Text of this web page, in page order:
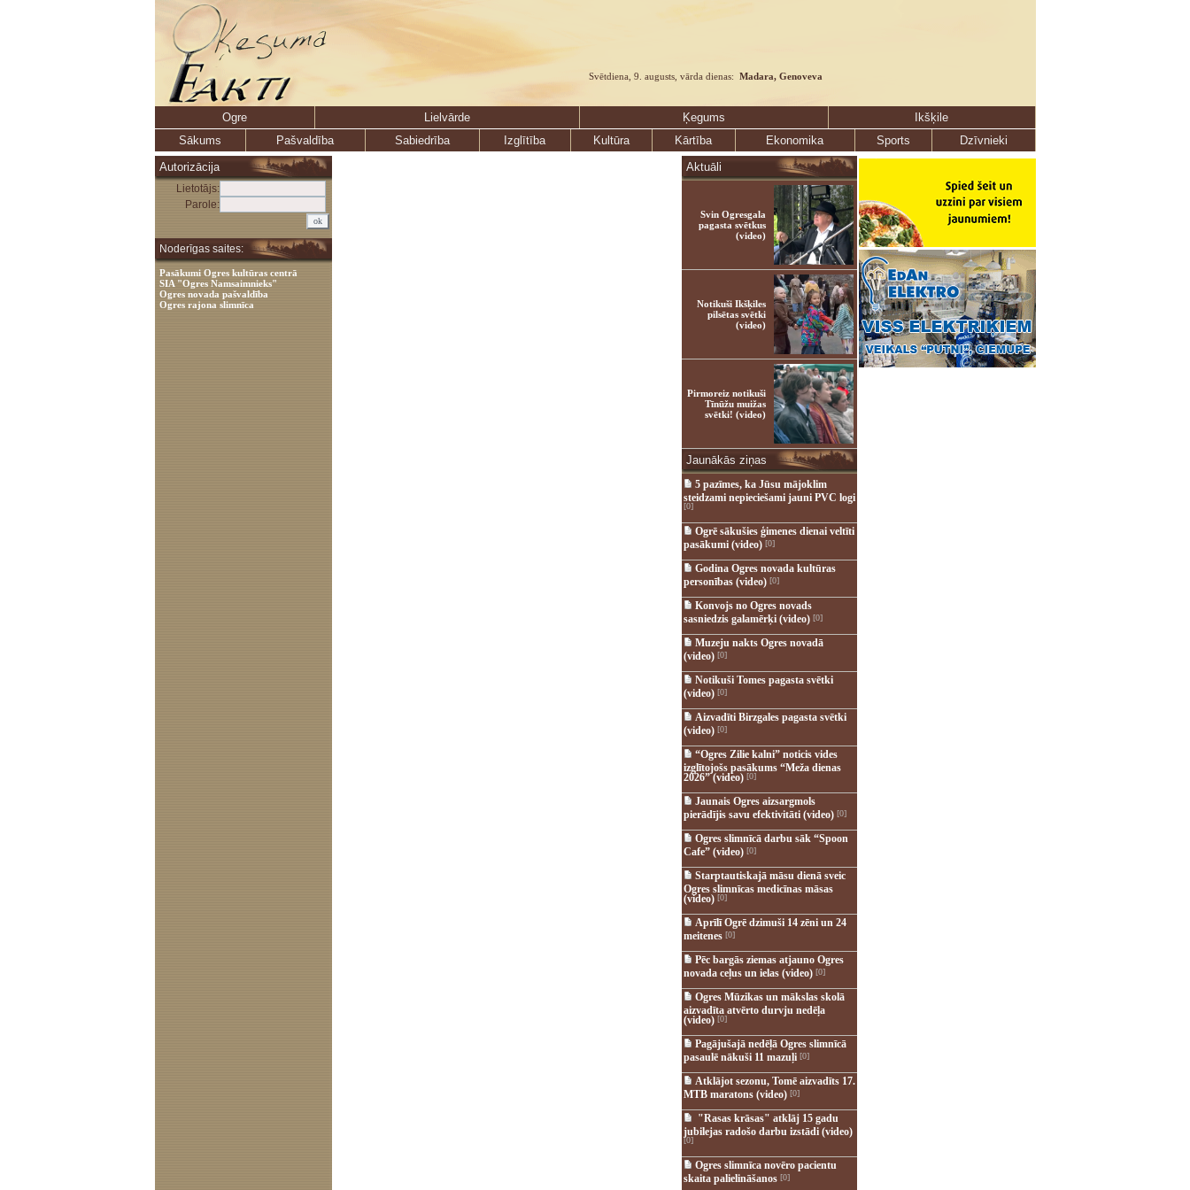
Svētdiena, 9. augusts, vārda dienas: Madara, Genoveva
Ogre Lielvārde Ķegums
Ikšķile
Sākums
Pašvaldība Sabiedrība Izglītība Kultūra Kārtība Ekonomika Sports
Dzīvnieki
Autorizācija
Lietotājs:
Parole:
Noderīgas saites:
Pasākumi Ogres kultūras centrā
SIA "Ogres Namsaimnieks"
Ogres novada pašvaldība
Ogres rajona slimnīca
Aktuāli
Svin Ogresgala
pagasta svētkus
(video)
Notikuši Ikšķiles
pilsētas svētki
(video)
Pirmoreiz notikuši
Tīnūžu muižas
svētki! (video)
Jaunākās ziņas
5 pazīmes, ka Jūsu mājoklim
steidzami nepieciešami jauni PVC logi
[0]
Ogrē sākušies ģimenes dienai veltīti
pasākumi (video)[0]
Godina Ogres novada kultūras
personības (video)[0]
Konvojs no Ogres novads
sasniedzis galamērķi (video)[0]
Muzeju nakts Ogres novadā
(video)[0]
Notikuši Tomes pagasta svētki
(video)[0]
Aizvadīti Birzgales pagasta svētki
(video)[0]
“Ogres Zilie kalni” noticis vides
izglītojošs pasākums “Meža dienas
2026” (video)[0]
Jaunais Ogres aizsargmols
pierādījis savu efektivitāti (video)[0]
Ogres slimnīcā darbu sāk “Spoon
Cafe” (video)[0]
Starptautiskajā māsu dienā sveic
Ogres slimnīcas medicīnas māsas
(video)[0]
Aprīlī Ogrē dzimuši 14 zēni un 24
meitenes [0]
Pēc bargās ziemas atjauno Ogres
novada ceļus un ielas (video)[0]
Ogres Mūzikas un mākslas skolā
aizvadīta atvērto durvju nedēļa
(video)[0]
Pagājušajā nedēļā Ogres slimnīcā
pasaulē nākuši 11 mazuļi[0]
Atklājot sezonu, Tomē aizvadīts 17.
MTB maratons (video)[0]
"Rasas krāsas" atklāj 15 gadu
jubilejas radošo darbu izstādi (video)
[0]
Ogres slimnīca novēro pacientu
skaita palielināšanos [0]